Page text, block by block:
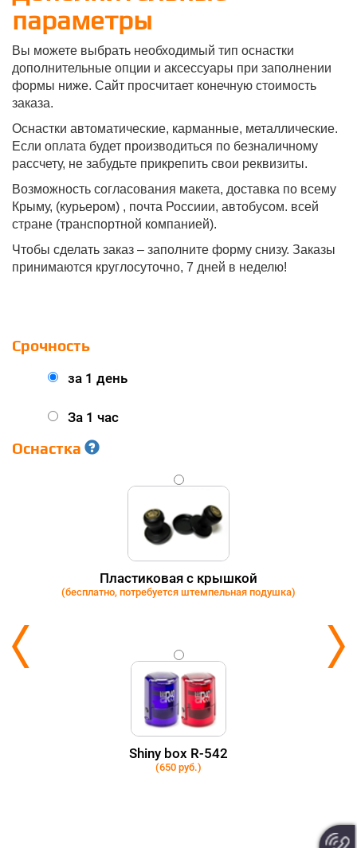
параметры
Вы можете выбрать необходимый тип оснастки
дополнительные опции и аксессуары при заполнении
формы ниже. Сайт просчитает конечную стоимость
заказа.
Оснастки автоматические, карманные, металлические.
Если оплата будет производиться по безналичному
рассчету, не забудьте прикрепить свои реквизиты.
Возможность согласования макета, доставка по всему
Крыму, (курьером) , почта Россиии, автобусом. всей
стране (транспортной компанией).
Чтобы сделать заказ – заполните форму снизу. Заказы
принимаются круглосуточно, 7 дней в неделю!
Срочность
за 1 день
За 1 час
Оснастка
Пластиковая с крышкой
(бесплатно, потребуется штемпельная подушка)
Shiny box R-542
(650 руб.)